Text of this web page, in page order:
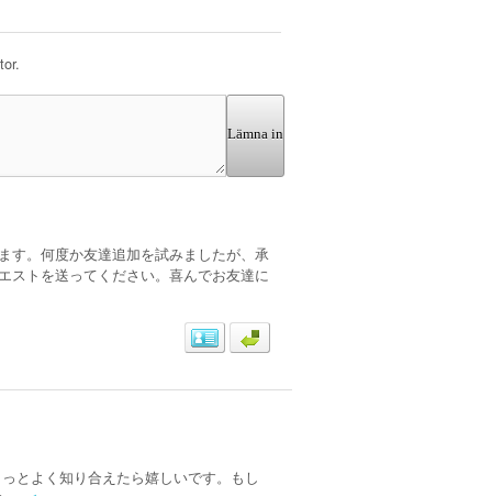
Lämna in
す。何度か友達追加を試みましたが、承
ストを送ってください。喜んでお友達に
とよく知り合えたら嬉しいです。もし